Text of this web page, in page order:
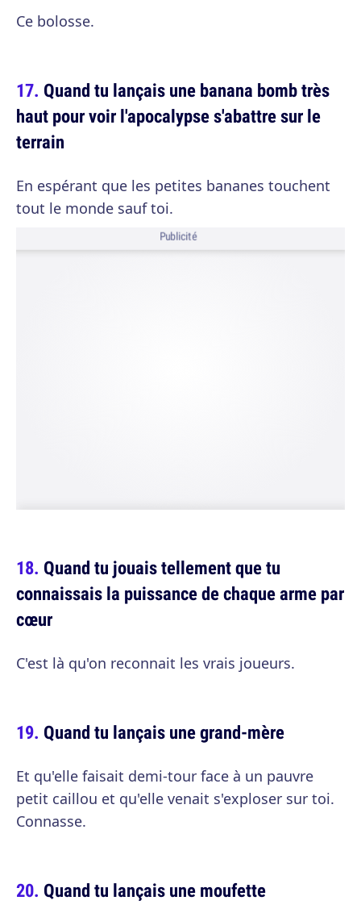
Ce bolosse.
Quand tu lançais une banana bomb très
haut pour voir l'apocalypse s'abattre sur le
terrain
En espérant que les petites bananes touchent
tout le monde sauf toi.
Publicité
Quand tu jouais tellement que tu
connaissais la puissance de chaque arme par
cœur
C'est là qu'on reconnait les vrais joueurs.
Quand tu lançais une grand-mère
Et qu'elle faisait demi-tour face à un pauvre
petit caillou et qu'elle venait s'exploser sur toi.
Connasse.
Quand tu lançais une moufette